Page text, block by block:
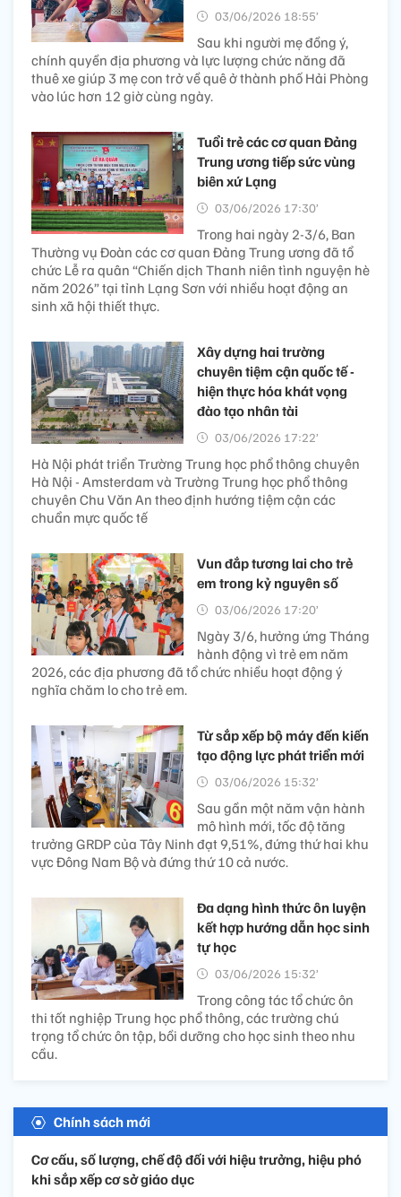
03/06/2026 18:55’
Sau khi người mẹ đồng ý,
chính quyền địa phương và lực lượng chức năng đã
thuê xe giúp 3 mẹ con trở về quê ở thành phố Hải Phòng
vào lúc hơn 12 giờ cùng ngày.
Tuổi trẻ các cơ quan Đảng
Trung ương tiếp sức vùng
biên xứ Lạng
03/06/2026 17:30’
Trong hai ngày 2-3/6, Ban
Thường vụ Đoàn các cơ quan Đảng Trung ương đã tổ
chức Lễ ra quân “Chiến dịch Thanh niên tình nguyện hè
năm 2026” tại tỉnh Lạng Sơn với nhiều hoạt động an
sinh xã hội thiết thực.
Xây dựng hai trường
chuyên tiệm cận quốc tế -
hiện thực hóa khát vọng
đào tạo nhân tài
03/06/2026 17:22’
Hà Nội phát triển Trường Trung học phổ thông chuyên
Hà Nội - Amsterdam và Trường Trung học phổ thông
chuyên Chu Văn An theo định hướng tiệm cận các
chuẩn mực quốc tế
Vun đắp tương lai cho trẻ
em trong kỷ nguyên số
03/06/2026 17:20’
Ngày 3/6, hưởng ứng Tháng
hành động vì trẻ em năm
2026, các địa phương đã tổ chức nhiều hoạt động ý
nghĩa chăm lo cho trẻ em.
Từ sắp xếp bộ máy đến kiến
tạo động lực phát triển mới
03/06/2026 15:32’
Sau gần một năm vận hành
mô hình mới, tốc độ tăng
trưởng GRDP của Tây Ninh đạt 9,51%, đứng thứ hai khu
vực Đông Nam Bộ và đứng thứ 10 cả nước.
Đa dạng hình thức ôn luyện
kết hợp hướng dẫn học sinh
tự học
03/06/2026 15:32’
Trong công tác tổ chức ôn
thi tốt nghiệp Trung học phổ thông, các trường chú
trọng tổ chức ôn tập, bồi dưỡng cho học sinh theo nhu
cầu.
Chính sách mới
Cơ cấu, số lượng, chế độ đối với hiệu trưởng, hiệu phó
khi sắp xếp cơ sở giáo dục